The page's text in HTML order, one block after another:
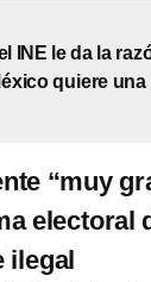
INE le da la
quiere una
“muy
electoral
ilegal